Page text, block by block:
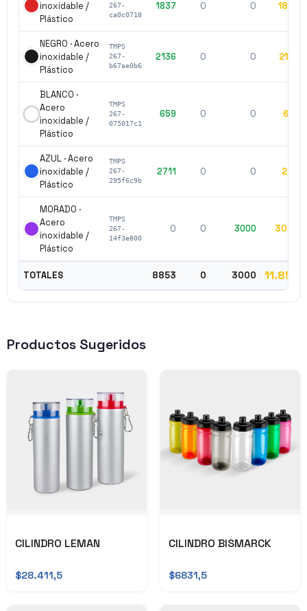
inoxidable /
Plástico
267-
ca0c0718
1837 0 0 1837
NEGRO · Acero
inoxidable /
Plástico
TMPS
267-
b67ae0b6
2136 0 0 2136
BLANCO ·
Acero
inoxidable /
Plástico
TMPS
267-
075017c1
659 0 0 659
AZUL · Acero
inoxidable /
Plástico
TMPS
267-
295f6c9b
2711 0 0 2711
MORADO ·
Acero
inoxidable /
Plástico
TMPS
267-
14f3e800
0 0 3000 3000
TOTALES 8853 0 3000 11.853
Productos Sugeridos
CILINDRO LEMAN
$28.411,5
CILINDRO BISMARCK
$6831,5